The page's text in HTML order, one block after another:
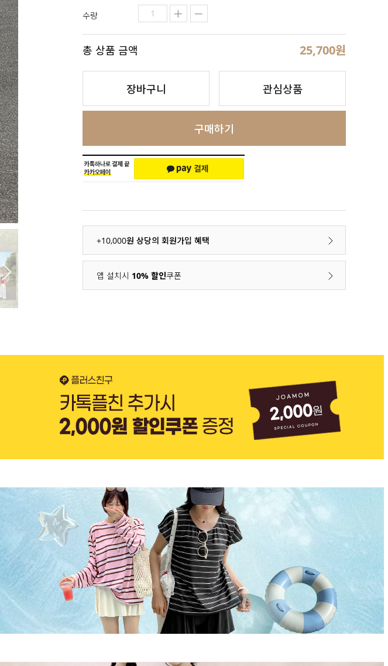
수량
총 상품 금액 25,700원
장바구니 관심상품
구매하기
+10,000원 상당의 회원가입 혜택
앱 설치시 10% 할인쿠폰